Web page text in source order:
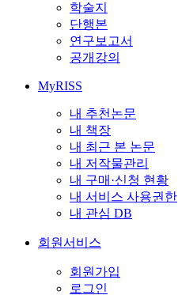
학술지
단행본
연구보고서
공개강의
MyRISS
내 추천논문
내 책장
내 최근 본 논문
내 저작물관리
내 구매·신청 현황
내 서비스 사용권한
내 관심 DB
회원서비스
회원가입
로그인